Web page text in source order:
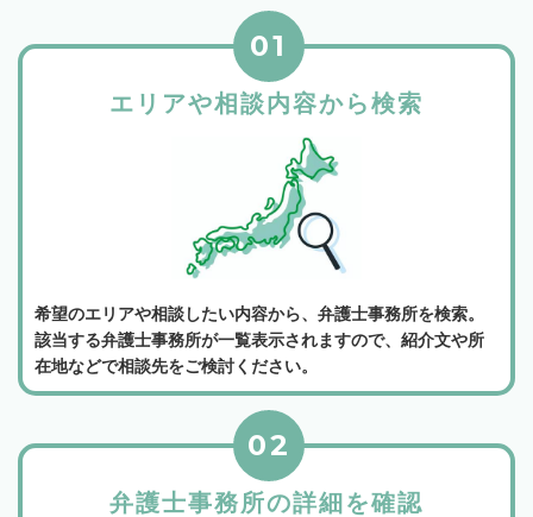
エリアや相談内容から検索
01
希望のエリアや相談したい内容から、弁護士事務所を検索。
該当する弁護士事務所が一覧表示されますので、紹介文や所
在地などで相談先をご検討ください。
弁護士事務所の詳細を確認
02